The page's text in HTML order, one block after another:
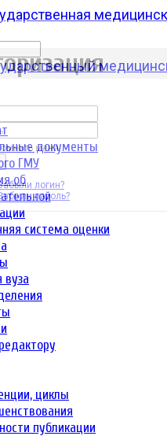
документы
ГМУ
об
система оценки
вуза
циклы
публикации
меня
логин?
пароль?